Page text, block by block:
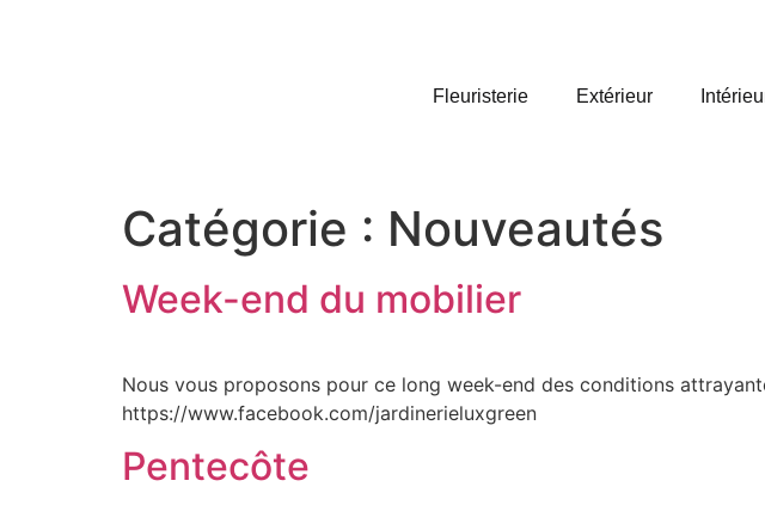
Fleuristerie Extérieur
Catégorie : Nouveautés
Week-end du mobilier
Nous vous proposons pour ce long week-end des conditions
https://www.facebook.com/jardinerieluxgreen
Pentecôte